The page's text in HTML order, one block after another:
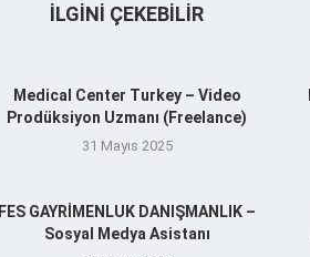
İLGINI ÇEKEBILIR
Medical Center Turkey – Video
Prodüksiyon Uzmanı (Freelance)
31 Mayıs 2025
FES GAYRİMENLUK DANIŞMANLIK –
Sosyal Medya Asistanı